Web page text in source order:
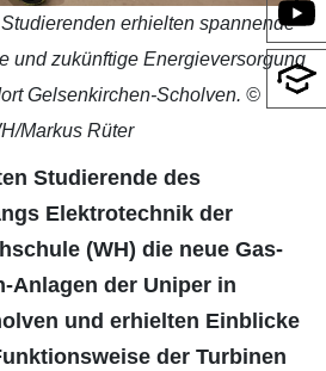
erhielten spannende
und zukünftige Energieversorgung
Gelsenkirchen-Scholven. ©
Markus Rüter
Studierende des
Elektrotechnik der
(WH) die neue Gas-
Anlagen der Uniper in
und erhielten Einblicke
der Turbinen